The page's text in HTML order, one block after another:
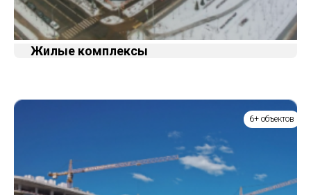
Жилые комплексы
6+ объектов